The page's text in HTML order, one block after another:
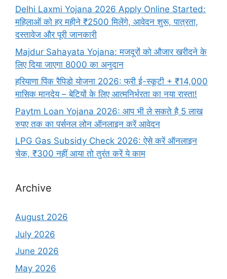
Delhi Laxmi Yojana 2026 Apply Online Started:
महिलाओं को हर महीने ₹2500 मिलेंगे, आवेदन शुरू, पात्रता,
दस्तावेज और पूरी जानकारी
Majdur Sahayata Yojana: मजदूरों को औजार खरीदने के
लिए दिया जाएगा 8000 का अनुदान
हरियाणा पिंक रैपिडो योजना 2026: फ्री ई-स्कूटी + ₹14,000
मासिक मानदेय – बेटियों के लिए आत्मनिर्भरता का नया रास्ता!
Paytm Loan Yojana 2026: आप भी ले सकते है 5 लाख
रुपए तक का पर्सनल लोन ऑनलाइन करें आवेदन
LPG Gas Subsidy Check 2026: ऐसे करें ऑनलाइन
चेक, ₹300 नहीं आया तो तुरंत करें ये काम
Archive
August 2026
July 2026
June 2026
May 2026